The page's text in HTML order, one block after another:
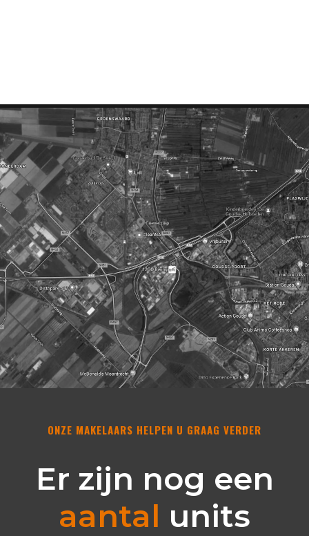
ONZE MAKELAARS HELPEN U GRAAG VERDER
Er zijn nog een
aantal units